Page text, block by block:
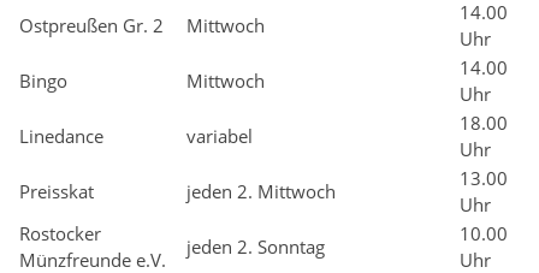
Ostpreußen Gr. 2
Mittwoch
14.00
Uhr
Bingo
Mittwoch
14.00
Uhr
Linedance
variabel
18.00
Uhr
Preisskat
jeden 2. Mittwoch
13.00
Uhr
Rostocker
Münzfreunde e.V.
jeden 2. Sonntag
10.00
Uhr